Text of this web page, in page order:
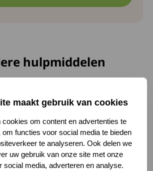
maakt gebruik van cookies
cookies om content en advertenties te
om functies voor social media te bieden
te analyseren. Ook delen we
uw gebruik van onze site met onze
social media, adverteren en analyse.
hulpmiddelen